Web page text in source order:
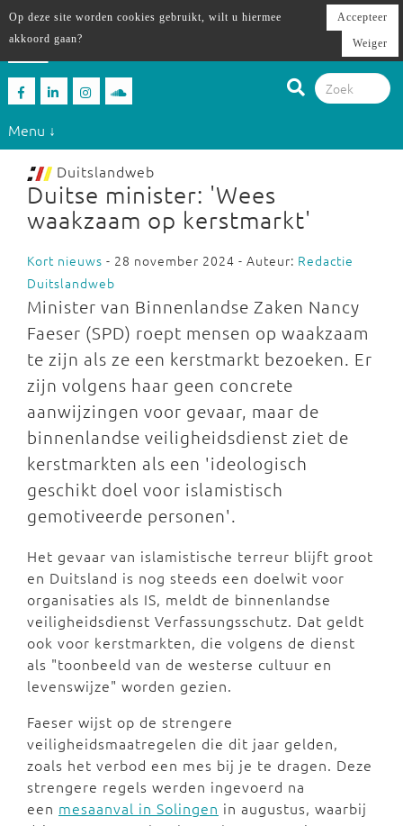
Menu ↓
Duitslandweb
Duitse minister: 'Wees
waakzaam op kerstmarkt'
Kort nieuws - 28 november 2024 - Auteur: Redactie
Duitslandweb
Minister van Binnenlandse Zaken Nancy
Faeser (SPD) roept mensen op waakzaam
te zijn als ze een kerstmarkt bezoeken. Er
zijn volgens haar geen concrete
aanwijzingen voor gevaar, maar de
binnenlandse veiligheidsdienst ziet de
kerstmarkten als een 'ideologisch
geschikt doel voor islamistisch
gemotiveerde personen'.
Het gevaar van islamistische terreur blijft groot
en Duitsland is nog steeds een doelwit voor
organisaties als IS, meldt de binnenlandse
veiligheidsdienst Verfassungsschutz. Dat geldt
ook voor kerstmarkten, die volgens de dienst
als "toonbeeld van de westerse cultuur en
levenswijze" worden gezien.
Faeser wijst op de strengere
veiligheidsmaatregelen die dit jaar gelden,
zoals het verbod een mes bij je te dragen. Deze
strengere regels werden ingevoerd na
een mesaanval in Solingen in augustus, waarbij
Op deze site worden cookies gebruikt, wilt u hiermee
akkoord gaan?
Accepteer
Weiger